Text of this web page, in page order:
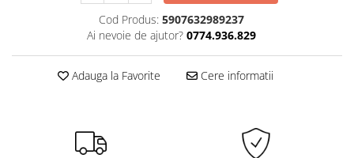
Cod Produs: 5907632989237
Ai nevoie de ajutor? 0774.936.829
Adauga la Favorite Cere informatii